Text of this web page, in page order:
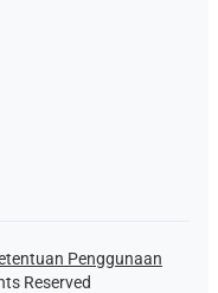
Penggunaan
Reserved